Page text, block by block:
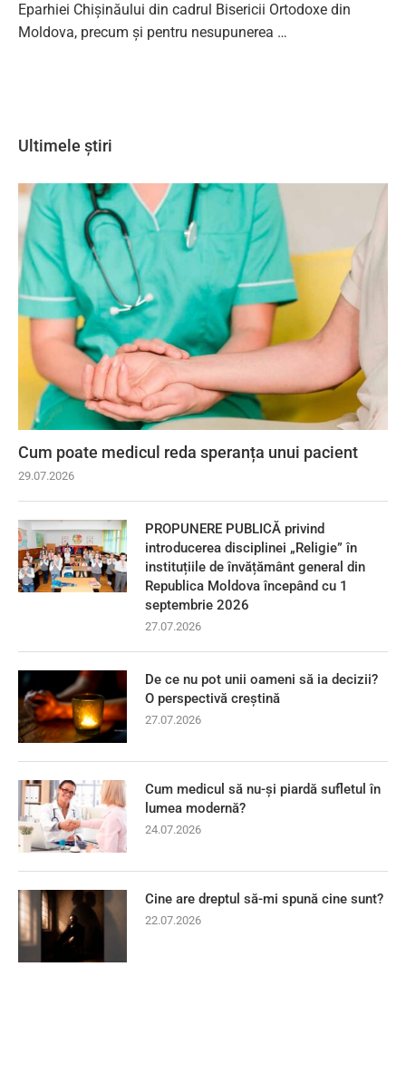
Eparhiei Chișinăului din cadrul Bisericii Ortodoxe din
Moldova, precum și pentru nesupunerea …
Ultimele știri
Cum poate medicul reda speranța unui pacient
29.07.2026
PROPUNERE PUBLICĂ privind
introducerea disciplinei „Religie” în
instituțiile de învățământ general din
Republica Moldova începând cu 1
septembrie 2026
27.07.2026
De ce nu pot unii oameni să ia decizii?
O perspectivă creștină
27.07.2026
Cum medicul să nu-și piardă sufletul în
lumea modernă?
24.07.2026
Cine are dreptul să-mi spună cine sunt?
22.07.2026